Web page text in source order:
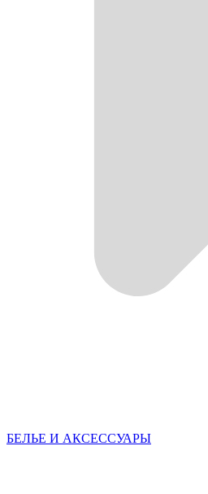
БЕЛЬЕ И АКСЕССУАРЫ